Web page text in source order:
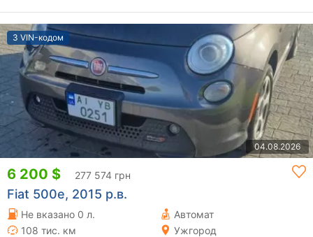
З VIN-кодом
04.08.2026
6 200 $ 277 574 грн
Fiat 500e, 2015 р.в.
Не вказано 0 л.
Автомат
108 тис. км
Ужгород